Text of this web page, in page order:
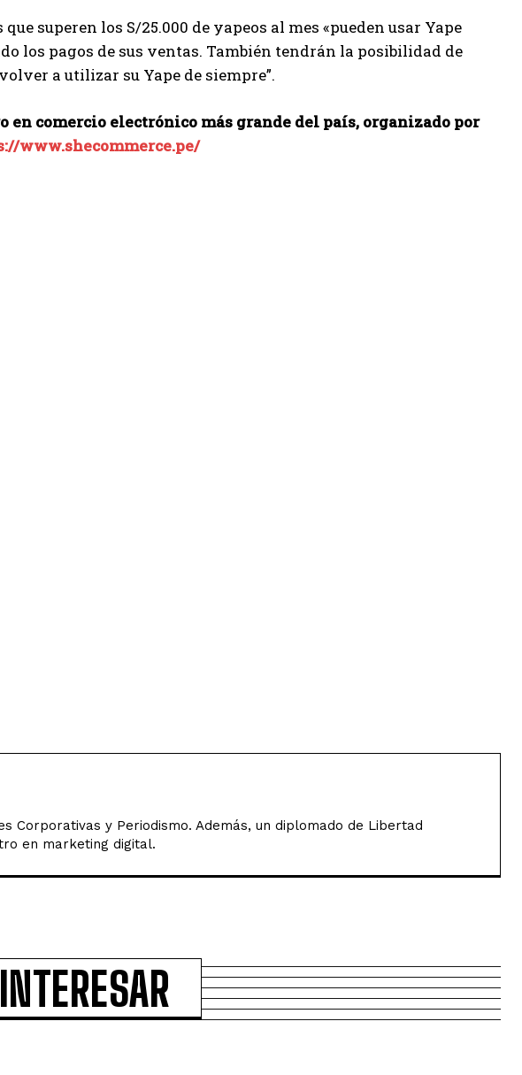
superen los S/25.000 de yapeos al mes «pueden usar Yape
los pagos de sus ventas. También tendrán la posibilidad de
a utilizar su Yape de siempre”.
en comercio electrónico más grande del país, organizado por
www.shecommerce.pe/
Corporativas y Periodismo. Además, un diplomado de Libertad
en marketing digital.